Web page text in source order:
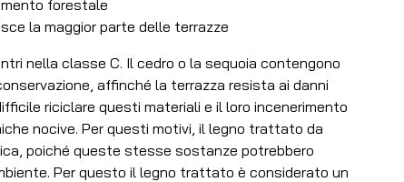
forestale
la maggior parte delle terrazze
nella classe C. Il cedro o la sequoia contengono
affinché la terrazza resista ai danni
riciclare questi materiali e il loro incenerimento
nocive. Per questi motivi, il legno trattato da
poiché queste stesse sostanze potrebbero
Per questo il legno trattato è considerato un